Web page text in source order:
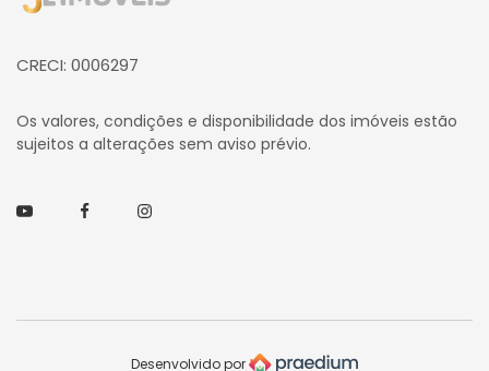
CRECI: 0006297
Os valores, condições e disponibilidade dos imóveis estão
sujeitos a alterações sem aviso prévio.
YoutubeFacebookInstagram
Desenvolvido por